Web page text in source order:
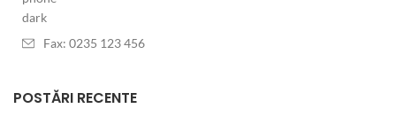
Fax: 0235 123 456
POSTĂRI RECENTE